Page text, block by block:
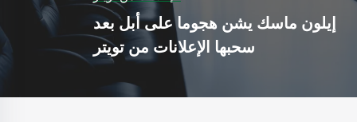
إيلون ماسك يشن هجوما على أبل بعد
سحبها الإعلانات من تويتر